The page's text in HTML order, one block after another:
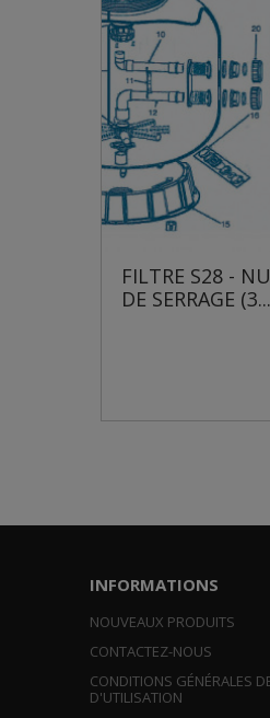
- NUM 1 - COLLIER
DE
INFORMATIONS
NOUVEAUX PRODUITS
CONTACTEZ-NOUS
CONDITIONS GÉNÉRALES
D'UTILISATION